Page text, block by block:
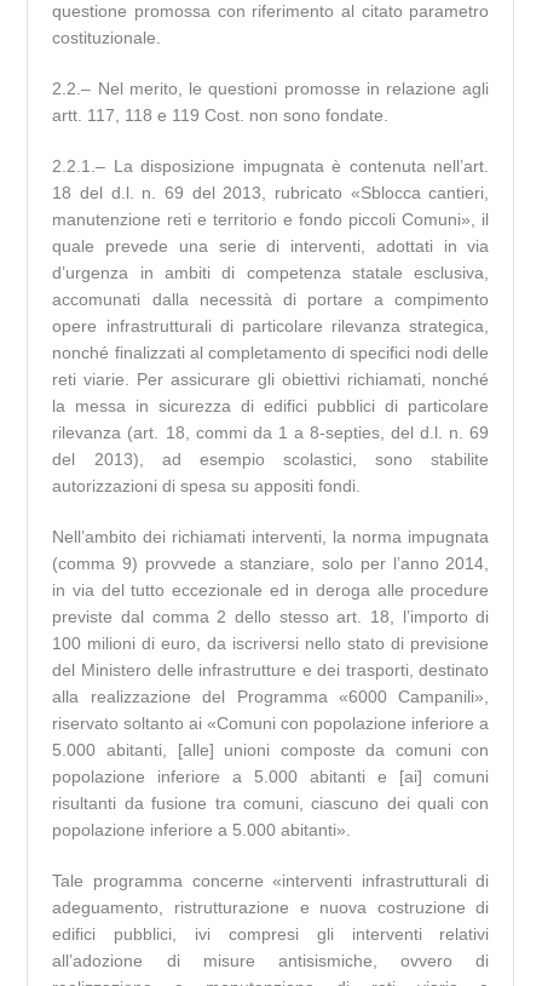
questione promossa con riferimento al citato parametro
costituzionale.
2.2.– Nel merito, le questioni promosse in relazione agli
artt. 117, 118 e 119 Cost. non sono fondate.
2.2.1.– La disposizione impugnata è contenuta nell’art.
18 del d.l. n. 69 del 2013, rubricato «Sblocca cantieri,
manutenzione reti e territorio e fondo piccoli Comuni», il
quale prevede una serie di interventi, adottati in via
d’urgenza in ambiti di competenza statale esclusiva,
accomunati dalla necessità di portare a compimento
opere infrastrutturali di particolare rilevanza strategica,
nonché finalizzati al completamento di specifici nodi delle
reti viarie. Per assicurare gli obiettivi richiamati, nonché
la messa in sicurezza di edifici pubblici di particolare
rilevanza (art. 18, commi da 1 a 8-septies, del d.l. n. 69
del 2013), ad esempio scolastici, sono stabilite
autorizzazioni di spesa su appositi fondi.
Nell’ambito dei richiamati interventi, la norma impugnata
(comma 9) provvede a stanziare, solo per l’anno 2014,
in via del tutto eccezionale ed in deroga alle procedure
previste dal comma 2 dello stesso art. 18, l’importo di
100 milioni di euro, da iscriversi nello stato di previsione
del Ministero delle infrastrutture e dei trasporti, destinato
alla realizzazione del Programma «6000 Campanili»,
riservato soltanto ai «Comuni con popolazione inferiore a
5.000 abitanti, [alle] unioni composte da comuni con
popolazione inferiore a 5.000 abitanti e [ai] comuni
risultanti da fusione tra comuni, ciascuno dei quali con
popolazione inferiore a 5.000 abitanti».
Tale programma concerne «interventi infrastrutturali di
adeguamento, ristrutturazione e nuova costruzione di
edifici pubblici, ivi compresi gli interventi relativi
all’adozione di misure antisismiche, ovvero di